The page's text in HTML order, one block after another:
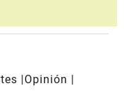
Opinión